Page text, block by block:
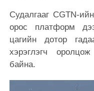
Судалгааг CGTN-
орос платформ
цагийн дотор
хэрэглэгч
байна.